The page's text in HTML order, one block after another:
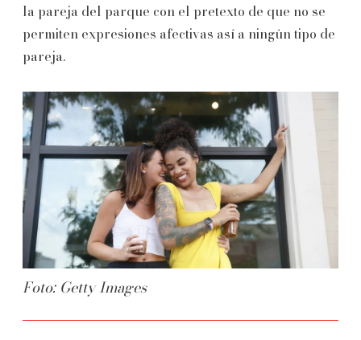
la pareja del parque con el pretexto de que no se
permiten expresiones afectivas así a ningún tipo de
pareja.
Foto: Getty Images